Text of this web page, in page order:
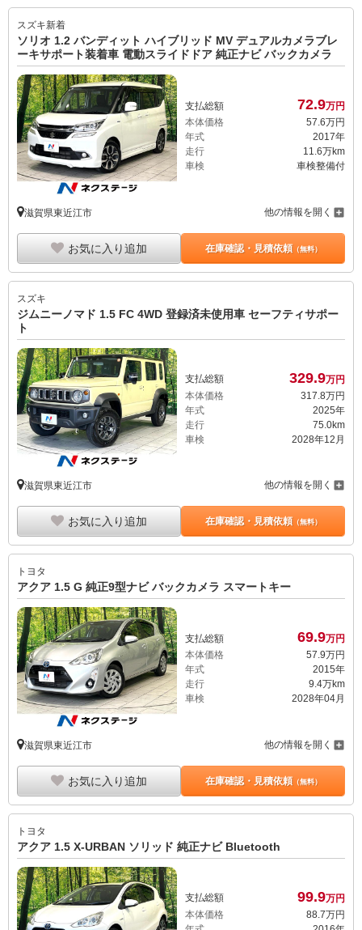
スズキ新着
ソリオ 1.2 バンディット ハイブリッド MV デュアルカメラブレ
ーキサポート装着車 電動スライドドア 純正ナビ バックカメラ
支払総額 72.9万円
本体価格
57.6万円
年式
2017年
走行
11.6万km
車検
車検整備付
滋賀県東近江市 他の情報を開く
お気に入り追加 在庫確認・見積依頼（無料）
スズキ
ジムニーノマド 1.5 FC 4WD 登録済未使用車 セーフティサポー
ト
支払総額 329.9万円
本体価格
317. 8万円
年式
2025年
走行
75.0km
車検
2028年12月
滋賀県東近江市 他の情報を開く
お気に入り追加 在庫確認・見積依頼（無料）
トヨタ
アクア 1.5 G 純正9型ナビ バックカメラ スマートキー
支払総額 69.9万円
本体価格
57.9万円
年式
2015年
走行
9.4万km
車検
2028年04月
滋賀県東近江市 他の情報を開く
お気に入り追加 在庫確認・見積依頼（無料）
トヨタ
アクア 1.5 X-URBAN ソリッド 純正ナビ Bluetooth
支払総額 99.9万円
本体価格
88. 7万円